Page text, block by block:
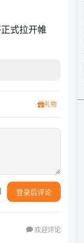
式拉开帷
礼物
登录后评论
欢迎评论